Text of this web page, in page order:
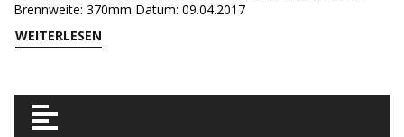
Brennweite: 370mm Datum: 09.04.2017
WEITERLESEN